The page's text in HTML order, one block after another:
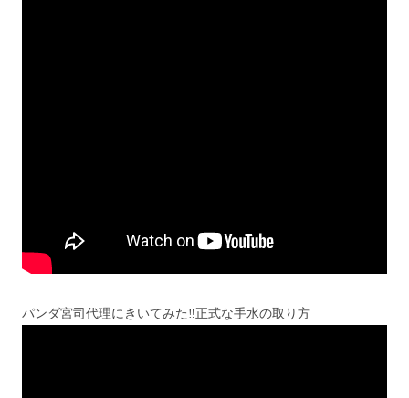
パンダ宮司代理にきいてみた‼︎正式な手水の取り方